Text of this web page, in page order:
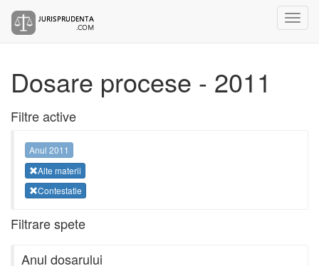
Dosare procese - 2011
Filtre active
Anul 2011
Alte materii
Contestatie
Filtrare spete
Anul dosarului